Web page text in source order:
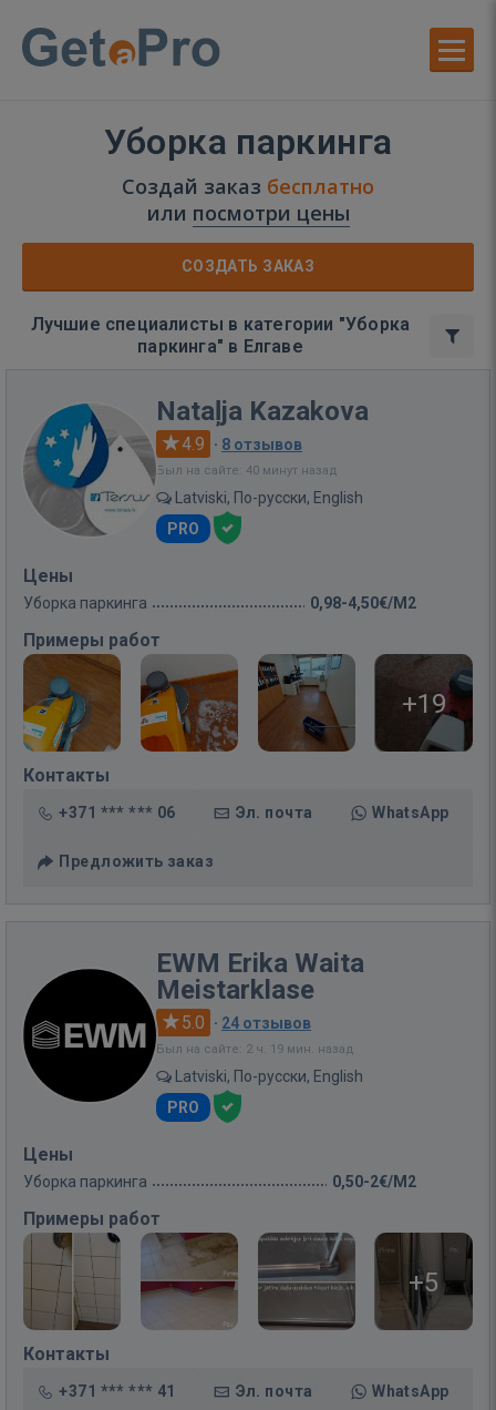
Уборка паркинга
Создай заказ бесплатно
или посмотри цены
СОЗДАТЬ ЗАКАЗ
Лучшие специалисты в категории "Уборка
паркинга" в Елгаве
Nataļja Kazakova
4.9 · 8 отзывов
Был на сайте: 40 минут назад
Latviski, По-русски, English
PRO
Цены
Уборка паркинга 0,98-4,50€/M2
Примеры работ
+19
Контакты
+371 *** *** 06 Эл. почта WhatsApp
Предложить заказ
EWM Erika Waita
Meistarklase
5.0 · 24 отзывов
Был на сайте: 2 ч. 19 мин. назад
Latviski, По-русски, English
PRO
Цены
Уборка паркинга 0,50-2€/M2
Примеры работ
+5
Контакты
+371 *** *** 41 Эл. почта WhatsApp